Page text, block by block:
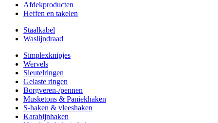
Afdekproducten
Heffen en takelen
Staalkabel
Waslijndraad
Simplexknipjes
Wervels
Sleutelringen
Gelaste ringen
Borgveren-/pennen
Musketons & Paniekhaken
S-haken & vleeshaken
Karabijnhaken